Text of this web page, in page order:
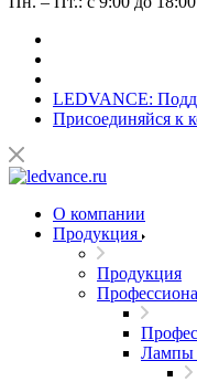
LEDVANCE:
Присоединяйся к
О компании
Продукция
Продукция
Лампы